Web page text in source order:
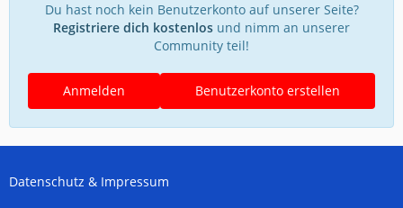
Du hast noch kein Benutzerkonto auf unserer Seite?
Registriere dich kostenlos und nimm an unserer
Community teil!
Benutzerkonto erstellen
Anmelden
Datenschutz & Impressum